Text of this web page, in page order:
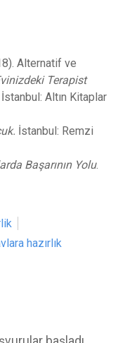
Alternatif ve
Terapist
Altın Kitaplar
İstanbul: Remzi
Başarının Yolu.
hazırlık